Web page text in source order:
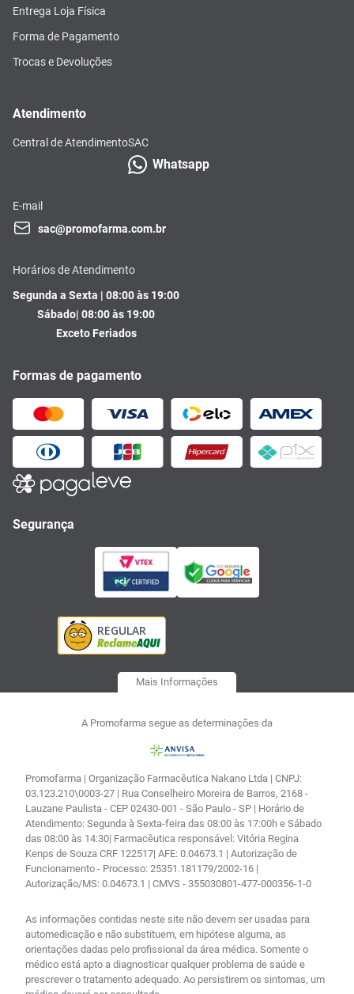
Entrega Loja Física
Forma de Pagamento
Trocas e Devoluções
Atendimento
Central de AtendimentoSAC
Whatsapp
E-mail
sac@promofarma.com.br
Horários de Atendimento
Segunda a Sexta | 08:00 às 19:00
Sábado| 08:00 às 19:00
Exceto Feriados
Formas de pagamento
Segurança
Mais Informações
A Promofarma segue as determinações da
Promofarma | Organização Farmacêutica Nakano Ltda | CNPJ:
03.123.210\0003-27 | Rua Conselheiro Moreira de Barros, 2168 -
Lauzane Paulista - CEP 02430-001 - São Paulo - SP | Horário de
Atendimento: Segunda à Sexta-feira das 08:00 às 17:00h e Sábado
das 08:00 às 14:30| Farmacêutica responsável: Vitória Regina
Kenps de Souza CRF 122517| AFE: 0.04673.1 | Autorização de
Funcionamento - Processo: 25351.181179/2002-16 |
Autorização/MS: 0.04673.1 | CMVS - 355030801-477-000356-1-0
As informações contidas neste site não devem ser usadas para
automedicação e não substituem, em hipótese alguma, as
orientações dadas pelo profissional da área médica. Somente o
médico está apto a diagnosticar qualquer problema de saúde e
prescrever o tratamento adequado. Ao persistirem os sintomas, um